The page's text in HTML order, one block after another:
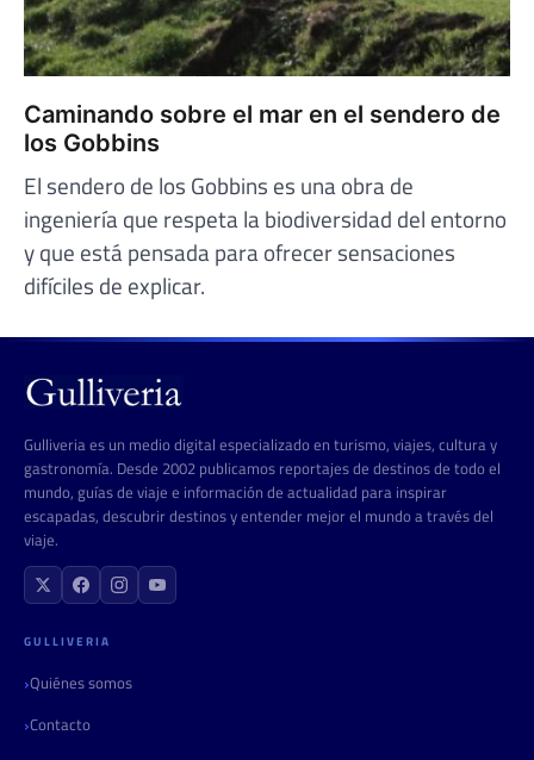
Caminando sobre el mar en el sendero de
los Gobbins
El sendero de los Gobbins es una obra de
ingeniería que respeta la biodiversidad del entorno
y que está pensada para ofrecer sensaciones
difíciles de explicar.
Gulliveria es un medio digital especializado en turismo, viajes, cultura y
gastronomía. Desde 2002 publicamos reportajes de destinos de todo el
mundo, guías de viaje e información de actualidad para inspirar
escapadas, descubrir destinos y entender mejor el mundo a través del
viaje.
GULLIVERIA
Quiénes somos
Contacto